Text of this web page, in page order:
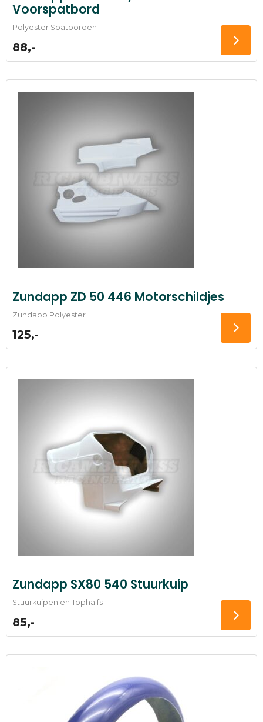
Voorspatbord
Polyester Spatborden
88,-
Zundapp ZD 50 446 Motorschildjes
Zundapp Polyester
125,-
Zundapp SX80 540 Stuurkuip
Stuurkuipen en Tophalfs
85,-